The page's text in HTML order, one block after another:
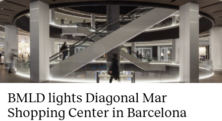
BMLD lights Diagonal Mar
Shopping Center in Barcelona